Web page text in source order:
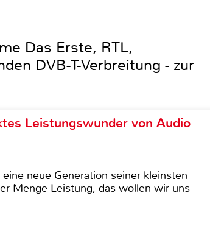
Das Erste, RTL,
DVB-T-Verbreitung - zur
Leistungswunder von Audio
neue Generation seiner kleinsten
Menge Leistung, das wollen wir uns